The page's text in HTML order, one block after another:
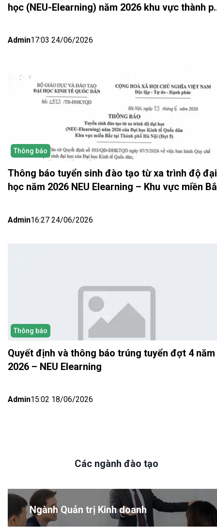
học (NEU-Elearning) năm 2026 khu vực thành
Admin17:03 24/06/2026
Thông báo
Thông báo tuyển sinh đào tạo từ xa trình độ đại
học năm 2026 NEU Elearning – Khu vực miền
Admin16:27 24/06/2026
Thông báo
Quyết định và thông báo trúng tuyển đợt 4 năm
2026 – NEU Elearning
Admin15:02 18/06/2026
Các ngành đào tạo
Ngành Quản trị Kinh doanh